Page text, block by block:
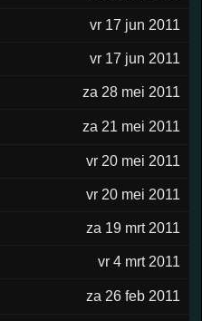
vr 17 jun 2011
vr 17 jun 2011
za 28 mei 2011
za 21 mei 2011
vr 20 mei 2011
vr 20 mei 2011
za 19 mrt 2011
vr 4 mrt 2011
za 26 feb 2011